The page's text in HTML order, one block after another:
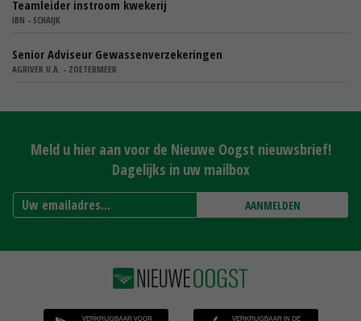
Teamleider instroom kwekerij
IBN - SCHAIJK
Senior Adviseur Gewassenverzekeringen
AGRIVER U.A. - ZOETERMEER
Meld u hier aan voor de Nieuwe Oogst nieuwsbrief!
Dagelijks in uw mailbox
AANMELDEN